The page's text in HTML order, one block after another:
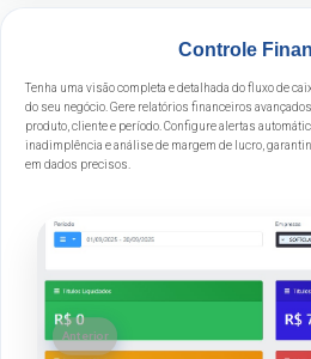
Controle
Tenha uma visão completa e detalhada do fluxo de
do seu negócio. Gere relatórios financeiros
produto, cliente e período. Configure alertas
inadimplência e análise de margem de lucro,
em dados precisos.
Anterior